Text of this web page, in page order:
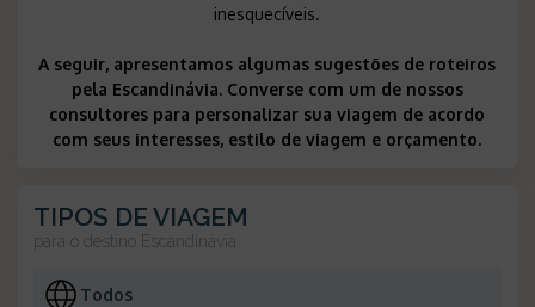
inesquecíveis.
A seguir, apresentamos algumas sugestões de roteiros
pela Escandinávia. Converse com um de nossos
consultores para personalizar sua viagem de acordo
com seus interesses, estilo de viagem e orçamento.
TIPOS DE VIAGEM
para o destino Escandinávia
Todos